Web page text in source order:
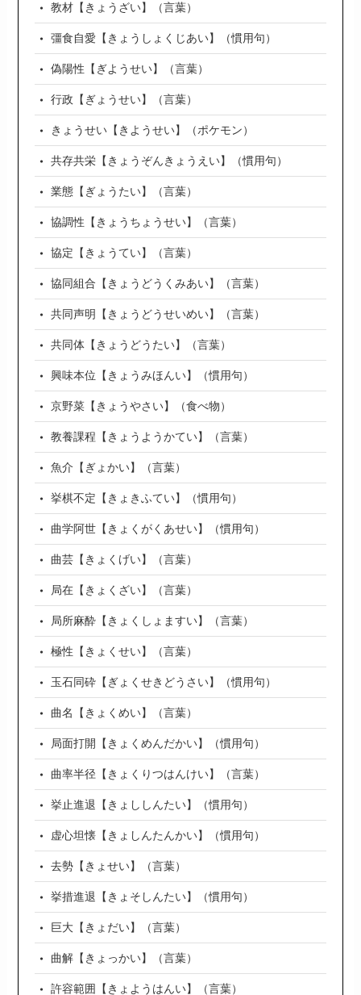
教材【きょうざい】（言葉）
彊食自愛【きょうしょくじあい】（慣用句）
偽陽性【ぎようせい】（言葉）
行政【ぎょうせい】（言葉）
きょうせい【きようせい】（ポケモン）
共存共栄【きょうぞんきょうえい】（慣用句）
業態【ぎょうたい】（言葉）
協調性【きょうちょうせい】（言葉）
協定【きょうてい】（言葉）
協同組合【きょうどうくみあい】（言葉）
共同声明【きょうどうせいめい】（言葉）
共同体【きょうどうたい】（言葉）
興味本位【きょうみほんい】（慣用句）
京野菜【きょうやさい】（食べ物）
教養課程【きょうようかてい】（言葉）
魚介【ぎょかい】（言葉）
挙棋不定【きょきふてい】（慣用句）
曲学阿世【きょくがくあせい】（慣用句）
曲芸【きょくげい】（言葉）
局在【きょくざい】（言葉）
局所麻酔【きょくしょますい】（言葉）
極性【きょくせい】（言葉）
玉石同砕【ぎょくせきどうさい】（慣用句）
曲名【きょくめい】（言葉）
局面打開【きょくめんだかい】（慣用句）
曲率半径【きょくりつはんけい】（言葉）
挙止進退【きょししんたい】（慣用句）
虚心坦懐【きょしんたんかい】（慣用句）
去勢【きょせい】（言葉）
挙措進退【きょそしんたい】（慣用句）
巨大【きょだい】（言葉）
曲解【きょっかい】（言葉）
許容範囲【きょようはんい】（言葉）